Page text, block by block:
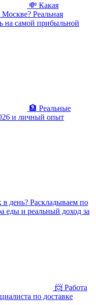
💸 Какая
Реальная
на самой прибыльной
🏦 Реальные
и личный опыт
в день? Раскладываем по
еды и реальный доход за
📨 Работа
по доставке